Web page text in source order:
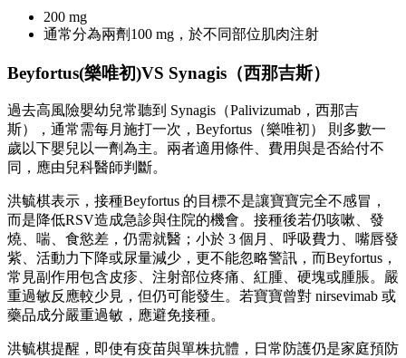
200 mg
通常分為兩劑100 mg，於不同部位肌肉注射
Beyfortus(樂唯初)VS Synagis （西那吉斯）
過去高風險嬰幼兒常聽到 Synagis（Palivizumab，西那吉
斯），通常需每月施打一次，Beyfortus（樂唯初） 則多數一
歲以下嬰兒以一劑為主。兩者適用條件、費用與是否給付不
同，應由兒科醫師判斷。
洪毓棋表示，接種Beyfortus 的目標不是讓寶寶完全不感冒，
而是降低RSV造成急診與住院的機會。接種後若仍咳嗽、發
燒、喘、食慾差，仍需就醫；小於 3 個月、呼吸費力、嘴唇發
紫、活動力下降或尿量減少，更不能忽略警訊，而Beyfortus，
常見副作用包含皮疹、注射部位疼痛、紅腫、硬塊或腫脹。嚴
重過敏反應較少見，但仍可能發生。若寶寶曾對 nirsevimab 或
藥品成分嚴重過敏，應避免接種。
洪毓棋提醒，即使有疫苗與單株抗體，日常防護仍是家庭預防